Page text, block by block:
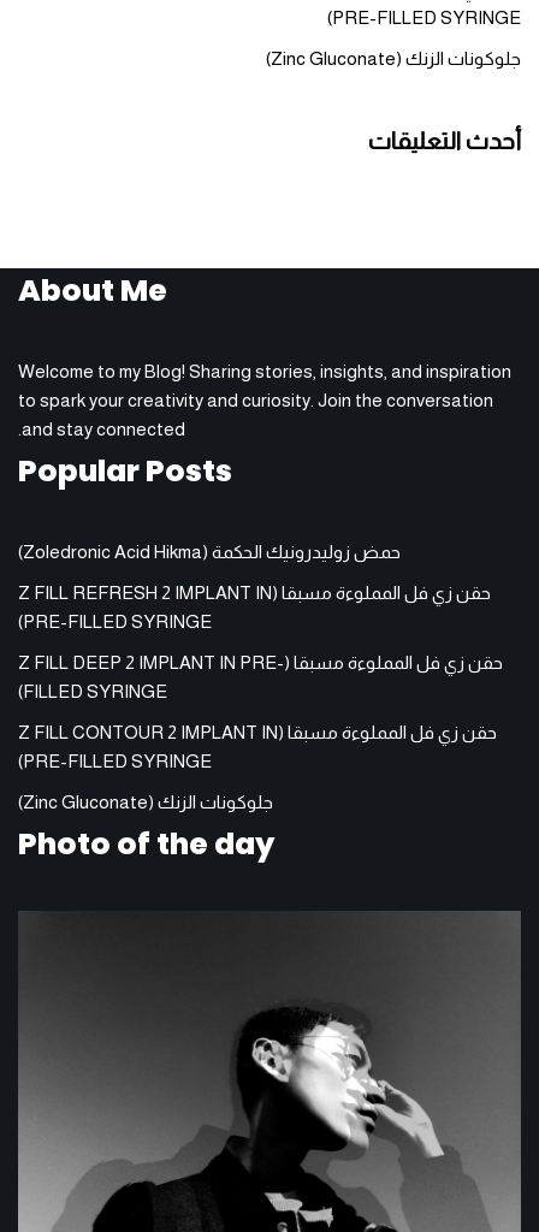
PRE-FILLED SYRINGE)
جلوكونات الزنك (Zinc Gluconate)
أحدث التعليقات
About Me
Welcome to my Blog! Sharing stories, insights, and inspiration
to spark your creativity and curiosity. Join the conversation
and stay connected.
Popular Posts
حمض زوليدرونيك الحكمة (Zoledronic Acid Hikma)
حقن زي فل المملوءة مسبقا (Z FILL REFRESH 2 IMPLANT IN
PRE-FILLED SYRINGE)
حقن زي فل المملوءة مسبقا (Z FILL DEEP 2 IMPLANT IN PRE-
FILLED SYRINGE)
حقن زي فل المملوءة مسبقا (Z FILL CONTOUR 2 IMPLANT IN
PRE-FILLED SYRINGE)
جلوكونات الزنك (Zinc Gluconate)
Photo of the day